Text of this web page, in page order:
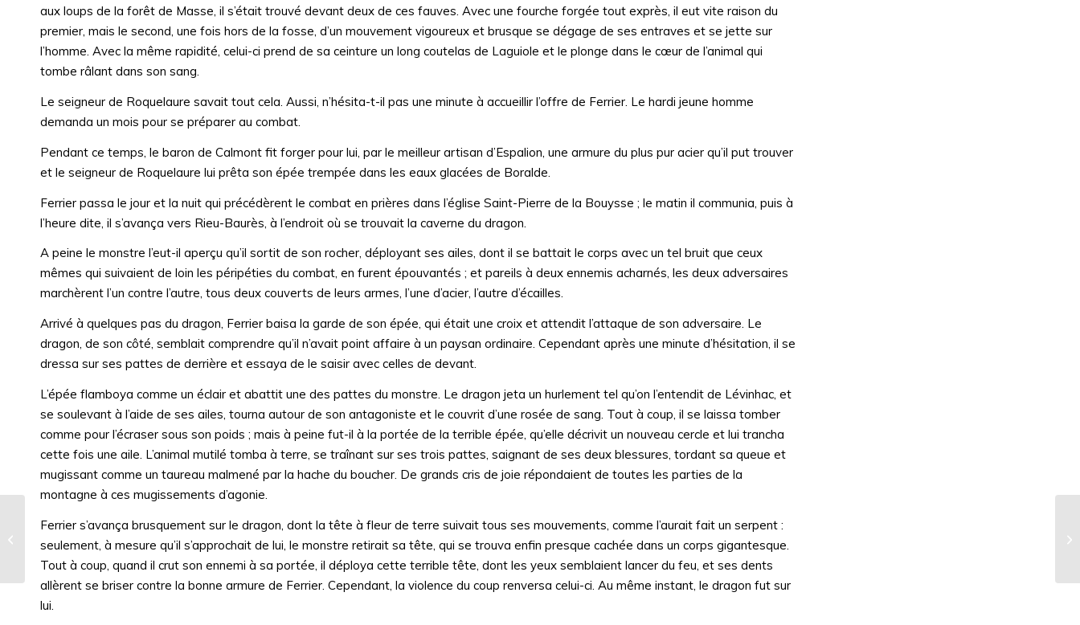
aux loups de la forêt de Masse, il s’était trouvé devant deux de ces fauves. Avec une fourche forgée tout exprès, il eut vite raison du
premier, mais le second, une fois hors de la fosse, d’un mouvement vigoureux et brusque se dégage de ses entraves et se jette sur
l’homme. Avec la même rapidité, celui-ci prend de sa ceinture un long coutelas de Laguiole et le plonge dans le cœur de l’animal qui
tombe râlant dans son sang.
Le seigneur de Roquelaure savait tout cela. Aussi, n’hésita-t-il pas une minute à accueillir l’offre de Ferrier. Le hardi jeune homme
demanda un mois pour se préparer au combat.
Pendant ce temps, le baron de Calmont fit forger pour lui, par le meilleur artisan d’Espalion, une armure du plus pur acier qu’il put trouver
et le seigneur de Roquelaure lui prêta son épée trempée dans les eaux glacées de Boralde.
Ferrier passa le jour et la nuit qui précédèrent le combat en prières dans l’église Saint-Pierre de la Bouysse ; le matin il communia, puis à
l’heure dite, il s’avança vers Rieu-Baurès, à l’endroit où se trouvait la caverne du dragon.
A peine le monstre l’eut-il aperçu qu’il sortit de son rocher, déployant ses ailes, dont il se battait le corps avec un tel bruit que ceux
mêmes qui suivaient de loin les péripéties du combat, en furent épouvantés ; et pareils à deux ennemis acharnés, les deux adversaires
marchèrent l’un contre l’autre, tous deux couverts de leurs armes, l’une d’acier, l’autre d’écailles.
Arrivé à quelques pas du dragon, Ferrier baisa la garde de son épée, qui était une croix et attendit l’attaque de son adversaire. Le
dragon, de son côté, semblait comprendre qu’il n’avait point affaire à un paysan ordinaire. Cependant après une minute d’hésitation, il se
dressa sur ses pattes de derrière et essaya de le saisir avec celles de devant.
L’épée flamboya comme un éclair et abattit une des pattes du monstre. Le dragon jeta un hurlement tel qu’on l’entendit de Lévinhac, et
se soulevant à l’aide de ses ailes, tourna autour de son antagoniste et le couvrit d’une rosée de sang. Tout à coup, il se laissa tomber
comme pour l’écraser sous son poids ; mais à peine fut-il à la portée de la terrible épée, qu’elle décrivit un nouveau cercle et lui trancha
cette fois une aile. L’animal mutilé tomba à terre, se traînant sur ses trois pattes, saignant de ses deux blessures, tordant sa queue et
mugissant comme un taureau malmené par la hache du boucher. De grands cris de joie répondaient de toutes les parties de la
montagne à ces mugissements d’agonie.
Ferrier s’avança brusquement sur le dragon, dont la tête à fleur de terre suivait tous ses mouvements, comme l’aurait fait un serpent :
seulement, à mesure qu’il s’approchait de lui, le monstre retirait sa tête, qui se trouva enfin presque cachée dans un corps gigantesque.
Tout à coup, quand il crut son ennemi à sa portée, il déploya cette terrible tête, dont les yeux semblaient lancer du feu, et ses dents
allèrent se briser contre la bonne armure de Ferrier. Cependant, la violence du coup renversa celui-ci. Au même instant, le dragon fut sur
lui.
Le Diable par la queue